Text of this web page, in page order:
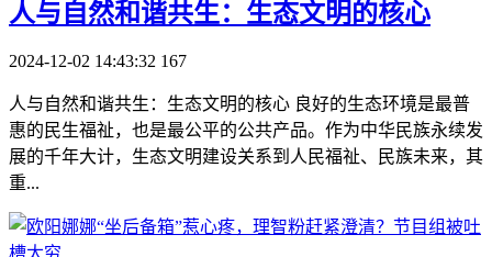
​人与自然和谐共生：生态文明的核心
2024-12-02 14:43:32 167
人与自然和谐共生：生态文明的核心 良好的生态环境是最普
惠的民生福祉，也是最公平的公共产品。作为中华民族永续发
展的千年大计，生态文明建设关系到人民福祉、民族未来，其
重...